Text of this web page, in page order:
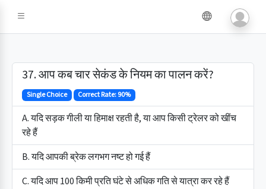
37. आप कब चार सेकंड के नियम का पालन करें?
Single Choice Correct Rate: 90%
A. यदि सड़क गीली या हिमाक्ष रहती है, या आप किसी ट्रेलर को खींच
रहे हैं
B. यदि आपकी ब्रेक लगभग नष्ट हो गई हैं
C. यदि आप 100 किमी प्रति घंटे से अधिक गति से यात्रा कर रहे हैं